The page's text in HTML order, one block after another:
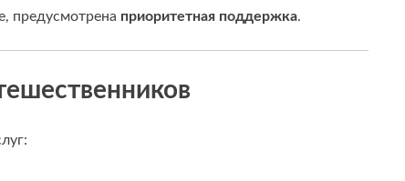
предусмотрена приоритетная поддержка.